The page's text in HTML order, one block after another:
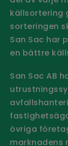
källsortering
sorteringen
San Sac har
en bättre
San Sac AB
övriga
marknadens